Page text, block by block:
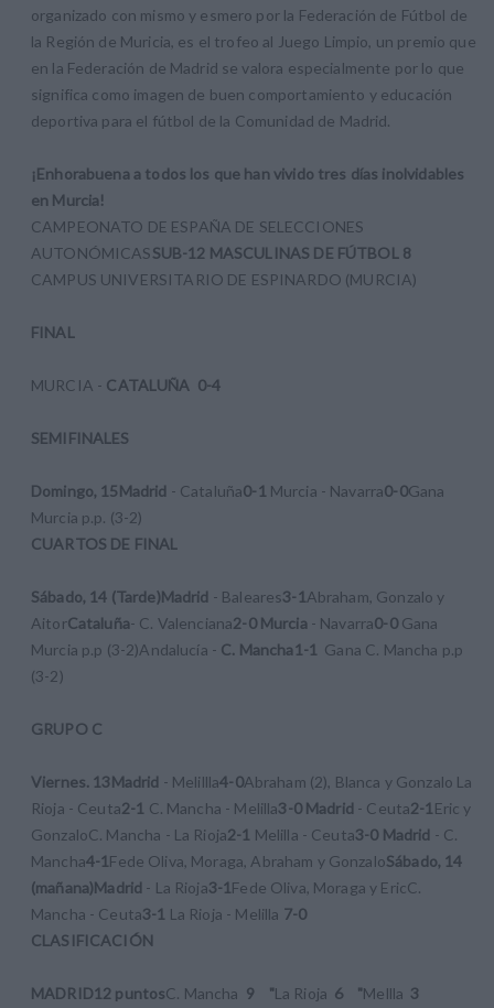
organizado con mismo y esmero por la Federación de Fútbol de
la Región de Muricia, es el trofeo al Juego Limpio, un premio que
en la Federación de Madrid se valora especialmente por lo que
significa como imagen de buen comportamiento y educación
deportiva para el fútbol de la Comunidad de Madrid.
¡Enhorabuena a todos los que han vivido tres días inolvidables
en Murcia!
CAMPEONATO DE ESPAÑA DE SELECCIONES
AUTONÓMICASSUB-12 MASCULINAS DE FÚTBOL 8
CAMPUS UNIVERSITARIO DE ESPINARDO (MURCIA)
FINAL
MURCIA - CATALUÑA 0-4
SEMIFINALES
Domingo, 15Madrid - Cataluña0-1 Murcia - Navarra0-0Gana
Murcia p.p. (3-2)
CUARTOS DE FINAL
Sábado, 14 (Tarde)Madrid - Baleares3-1Abraham, Gonzalo y
AitorCataluña- C. Valenciana2-0 Murcia - Navarra0-0Gana
Murcia p.p (3-2)Andalucía - C. Mancha1-1 Gana C. Mancha p.p
(3-2)
GRUPO C
Viernes. 13Madrid - Melillla4-0Abraham (2), Blanca y Gonzalo La
Rioja - Ceuta2-1 C. Mancha - Melilla3-0 Madrid - Ceuta2-1Eric y
GonzaloC. Mancha - La Rioja2-1 Melilla - Ceuta3-0 Madrid - C.
Mancha4-1Fede Oliva, Moraga, Abraham y GonzaloSábado, 14
(mañana)Madrid - La Rioja3-1Fede Oliva, Moraga y EricC.
Mancha - Ceuta3-1 La Rioja - Melilla 7-0
CLASIFICACIÓN
MADRID12 puntosC. Mancha 9 "La Rioja 6 "Mellla 3